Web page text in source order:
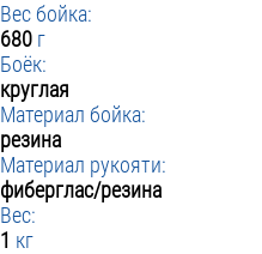
Вес бойка:
680 г
Боёк:
круглая
Материал бойка:
резина
Материал рукояти:
фиберглас/резина
Вес:
1 кг